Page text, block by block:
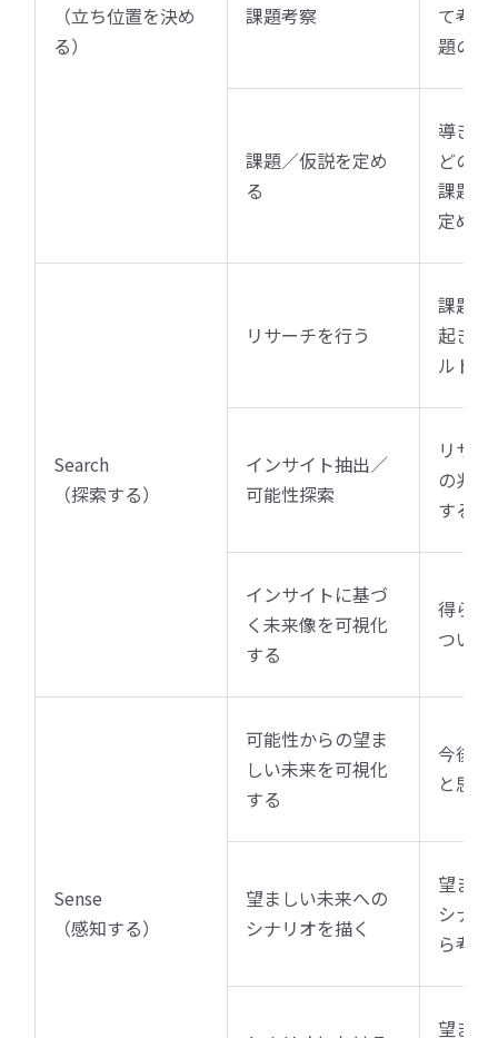
（立ち位置を決め
る）
課題考察
て考察
題の所
課題／仮説を定め
る
導き出
どの
課題解
定めて
Search
（探索する）
リサーチを行う
課題仮
起きて
ルドワ
インサイト抽出／
可能性探索
リサ
の兆
する未
インサイトに基づ
く未来像を可視化
する
得られ
ついて
Sense
（感知する）
可能性からの望ま
しい未来を可視化
する
今後起
と思
望ましい未来への
シナリオを描く
望まし
シナ
ら考
望まし